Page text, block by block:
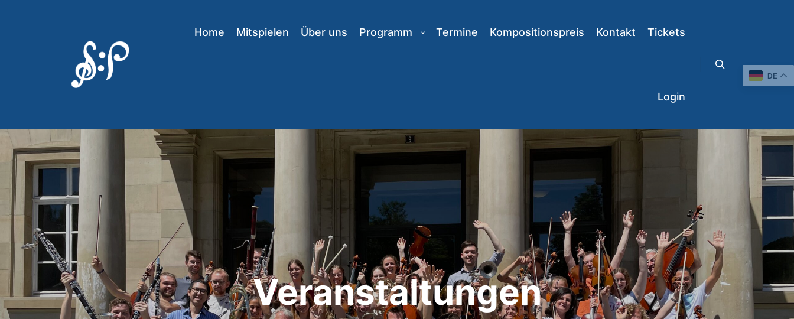
Home Mitspielen Über uns Programm Termine Kompositionspreis Kontakt Tickets
Login
DE